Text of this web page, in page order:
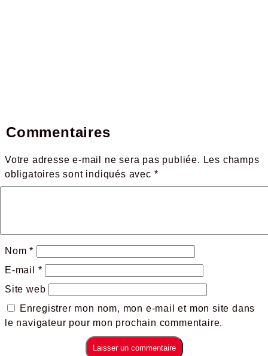
Commentaires
Votre adresse e-mail ne sera pas publiée. Les champs
obligatoires sont indiqués avec *
Nom*
E-mail *
Site web
Enregistrer mon nom, mon e-mail et mon site dans
le navigateur pour mon prochain commentaire.